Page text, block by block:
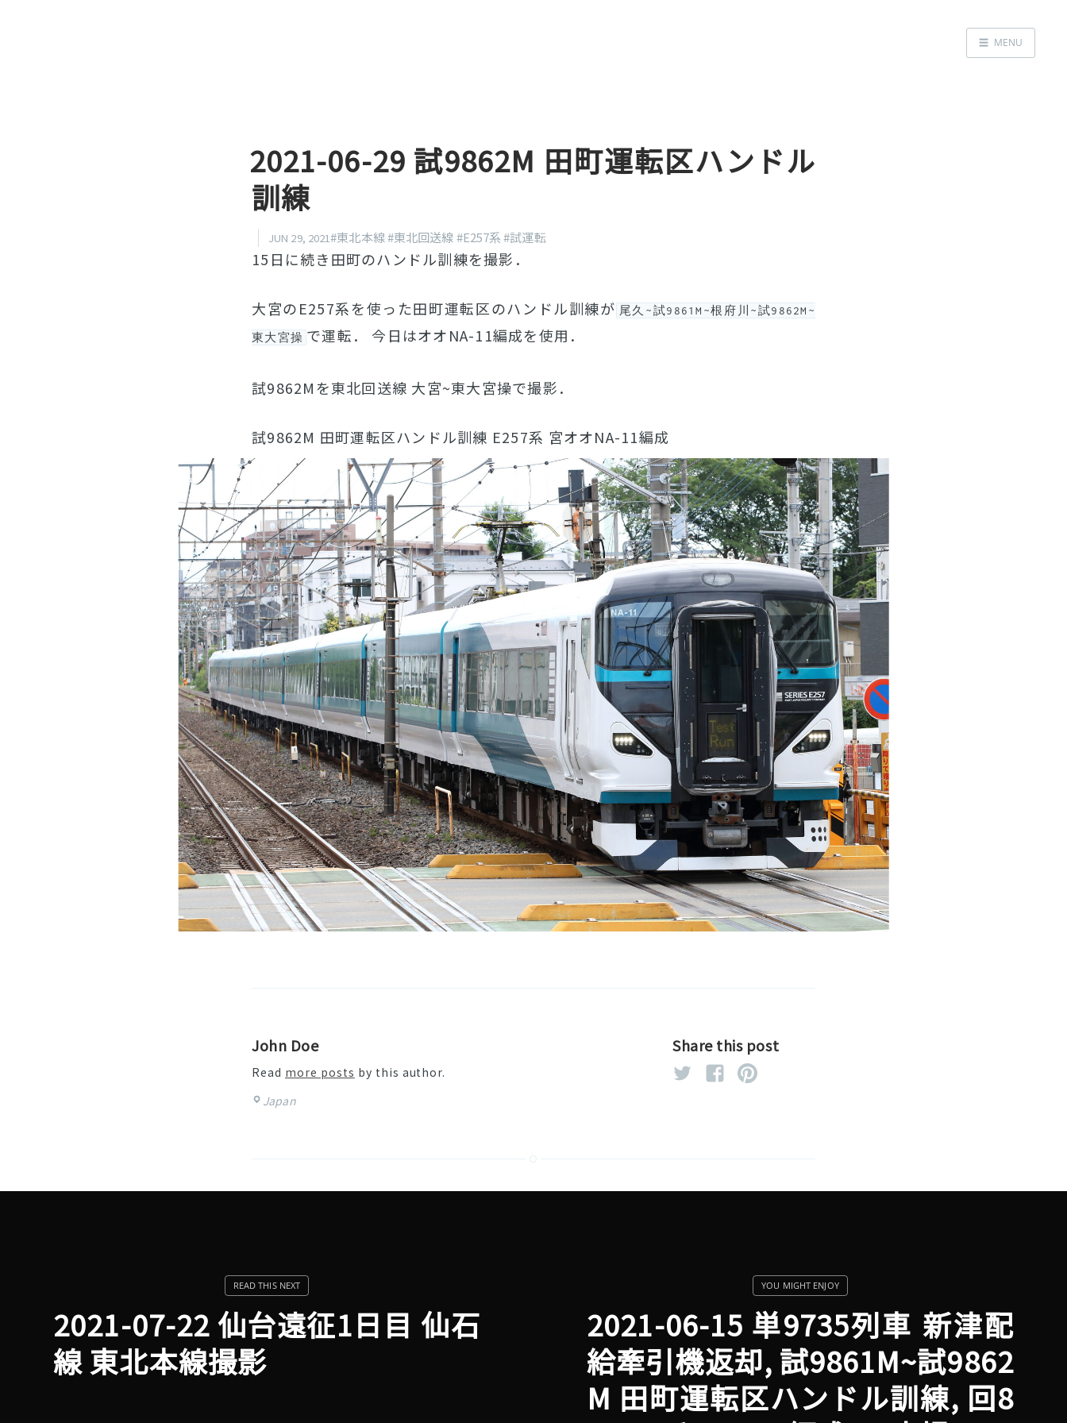
☰ MENU
2021-06-29 試9862M 田町運転区ハンドル
訓練
JUN 29, 2021#東北本線#東北回送線 #E257系 #試運転
15日に続き田町のハンドル訓練を撮影．
大宮のE257系を使った田町運転区のハンドル訓練が 尾久~試9861M~根府川~試9862M~
東大宮操 で運転． 今日はオオNA-11編成を使用．
試9862Mを東北回送線 大宮~東大宮操で撮影．
試9862M 田町運転区ハンドル訓練 E257系 宮オオNA-11編成
John Doe
Read more posts by this author.
Japan
Share this post
2021-07-22 仙台遠征1日目 仙石
線 東北本線撮影
2021-06-15 単9735列車 新津配
給牽引機返却, 試9861M~試9862
M 田町運転区ハンドル訓練, 回8